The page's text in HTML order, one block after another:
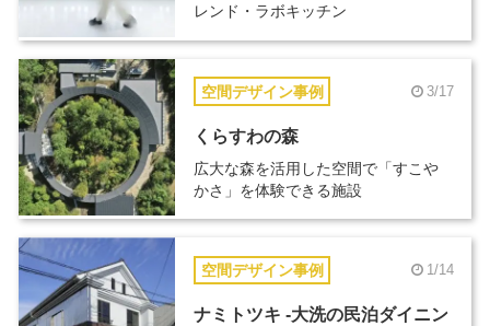
レンド・ラボキッチン
空間デザイン事例 3/17
くらすわの森
広大な森を活用した空間で「すこや
かさ」を体験できる施設
空間デザイン事例 1/14
ナミトツキ -大洗の民泊ダイニン